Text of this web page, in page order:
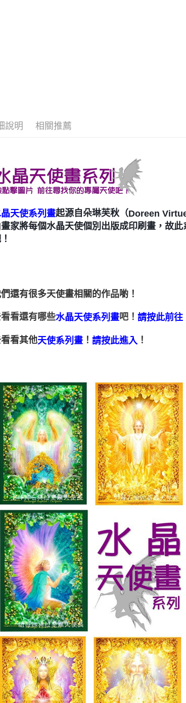
說明 相關推薦
天使系列畫起源自朵琳芙秋（Doreen
畫家將每個水晶天使個別出版成印刷畫，故
還有很多天使畫相關的作品喲！
看還有哪些水晶天使系列畫吧！請按此前往
看其他天使系列畫 ！請按此進入 ！